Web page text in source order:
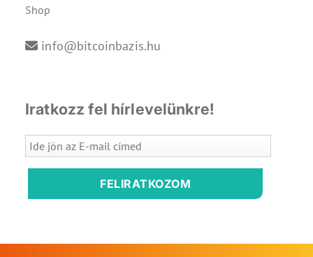
Shop
info@bitcoinbazis.hu
Iratkozz fel hírlevelünkre!
FELIRATKOZOM